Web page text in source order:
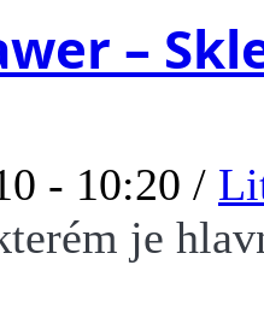
–
- 10:20 /
je